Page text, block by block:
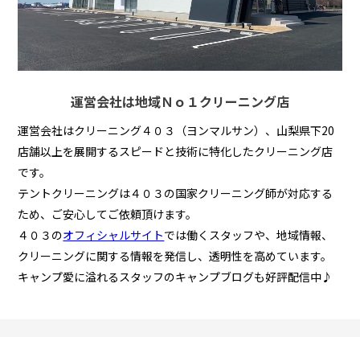
運営会社は地域Ｎｏ１クリーニング店
運営会社はクリーニング４０３（ヨンマルサン）、山梨県下20
店舗以上を展開するスピードと技術に特化したクリーニング店
です。
テントクリーニングは４０３の国家クリーニング師が対応する
ため、ご安心してご依頼頂けます。
４０３のオフィシャルサイトでは働くスタッフや、地域情報、
クリーニングに関する情報を発信し、透明性を高めています。
キャンプ愛に溢れるスタッフのキャンプブログも好評配信中♪